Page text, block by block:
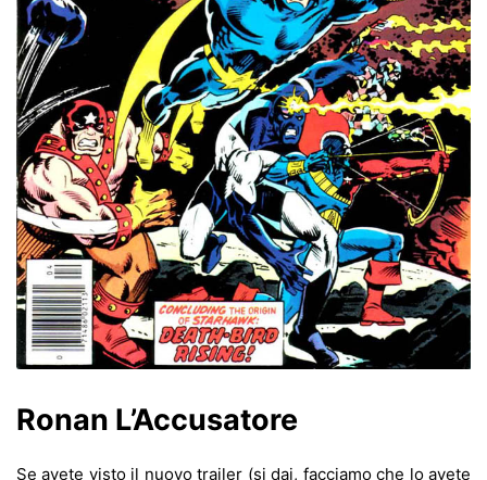
Ronan L’Accusatore
Se avete visto il nuovo trailer (si dai, facciamo che lo avete